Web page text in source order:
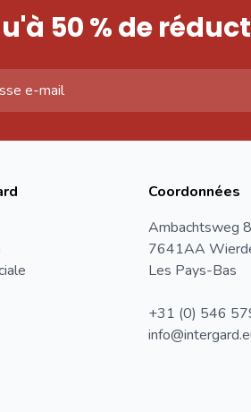
50 % de
Coordonnées
Ambachtsweg 8
7641AA
Les Pays-Bas
+31 (0) 546